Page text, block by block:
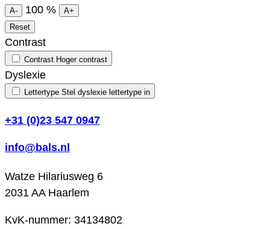
A- 100 %
A+
Reset
Contrast
Contrast Hoger contrast
Dyslexie
Lettertype Stel dyslexie lettertype in
+31 (0)23 547 0947
info@bals.nl
Watze Hilariusweg 6
2031 AA Haarlem
KvK-nummer: 34134802